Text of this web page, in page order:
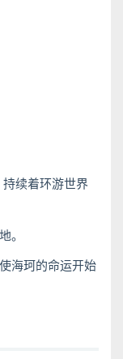
续着环游世界
。
海珂的命运开始